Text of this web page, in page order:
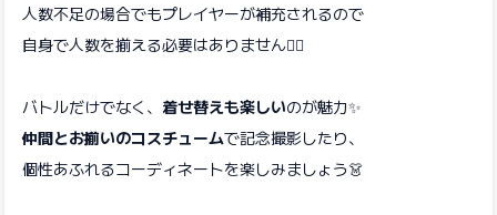
人数不足の場合でもプレイヤーが補充されるので
自身で人数を揃える必要はありません🙆‍♀️
バトルだけでなく、 着せ替えも楽しいのが魅力✨
仲間とお揃いのコスチュームで記念撮影したり、
個性あふれるコーディネートを楽しみましょう👗